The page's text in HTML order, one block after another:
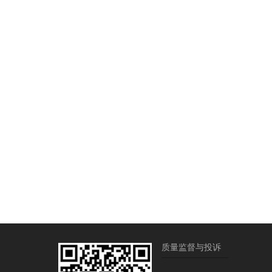
质量监督与投诉